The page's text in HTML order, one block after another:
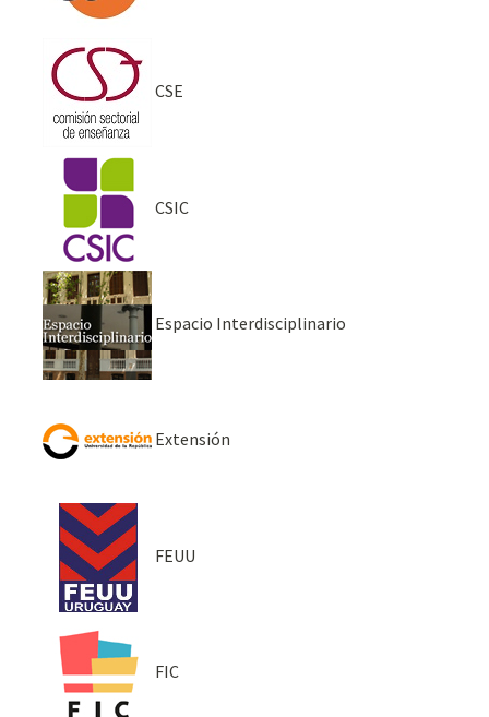
CSE
CSIC
Espacio Interdisciplinario
Extensión
FEUU
FIC